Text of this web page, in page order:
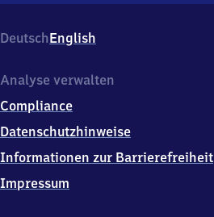
Bahnwärterhaus,
7
6
6
Bretzfeld-
DeutschEnglish
Analyse verwalten
Compliance
Datenschutzhinweise
Informationen zur Barrierefreiheit
Impressum